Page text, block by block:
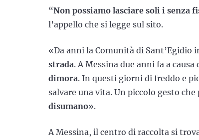
“Non possiamo lasciare soli i senza
l’appello che si legge sul sito.
«Da anni la Comunità di Sant’Egidio
strada. A Messina due anni fa a
dimora. In questi giorni di freddo e
salvare una vita. Un piccolo gesto
disumano».
A Messina, il centro di raccolta si